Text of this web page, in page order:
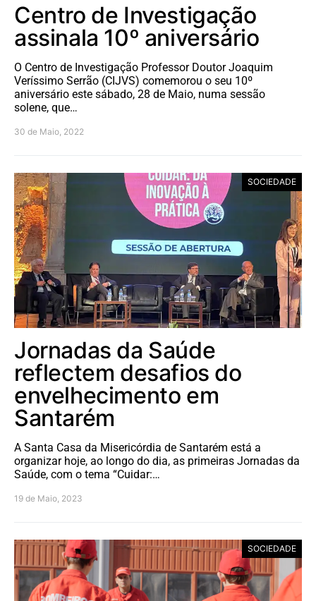
Centro de Investigação
assinala 10º aniversário
O Centro de Investigação Professor Doutor Joaquim
Veríssimo Serrão (CIJVS) comemorou o seu 10º
aniversário este sábado, 28 de Maio, numa sessão
solene, que…
30 de Maio, 2022
SOCIEDADE
Jornadas da Saúde
reflectem desafios do
envelhecimento em
Santarém
A Santa Casa da Misericórdia de Santarém está a
organizar hoje, ao longo do dia, as primeiras Jornadas da
Saúde, com o tema “Cuidar:…
19 de Maio, 2023
SOCIEDADE